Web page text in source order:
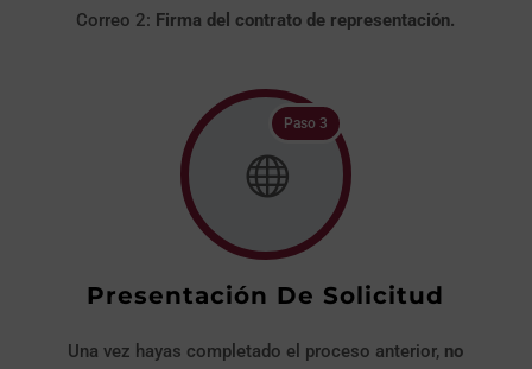
Correo 2: Firma del contrato de representación.

Paso 3
Presentación De Solicitud
Una vez hayas completado el proceso anterior, no